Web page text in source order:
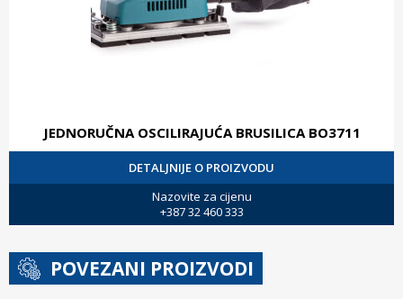
JEDNORUČNA OSCILIRAJUĆA BRUSILICA BO3711
DETALJNIJE O PROIZVODU
Nazovite za cijenu
+387 32 460 333
POVEZANI PROIZVODI